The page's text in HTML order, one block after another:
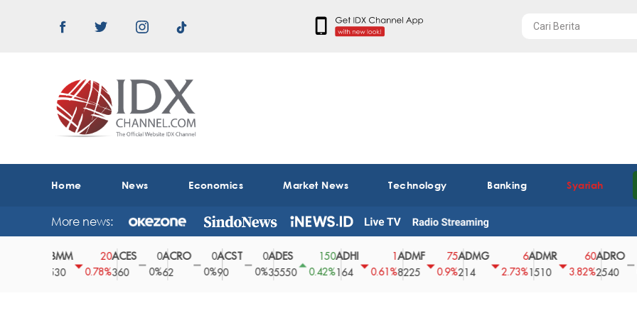
Home News Economics Market News Technology Banking Syariah
More news:
0.78%
ACES
360
0
0%
ACRO
0ACST
0
0%
ADES
35550
150
0.42%
ADHI
164
0.61%
ADMF
8225
75
0.9%
ADMG
214
2.73%
ADMR
1510
3.82%
ADRO
2540
0
0%